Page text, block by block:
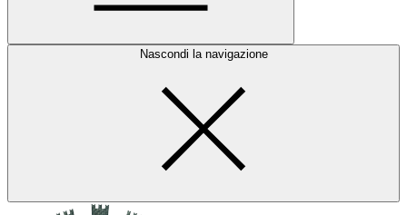
Nascondi la navigazione